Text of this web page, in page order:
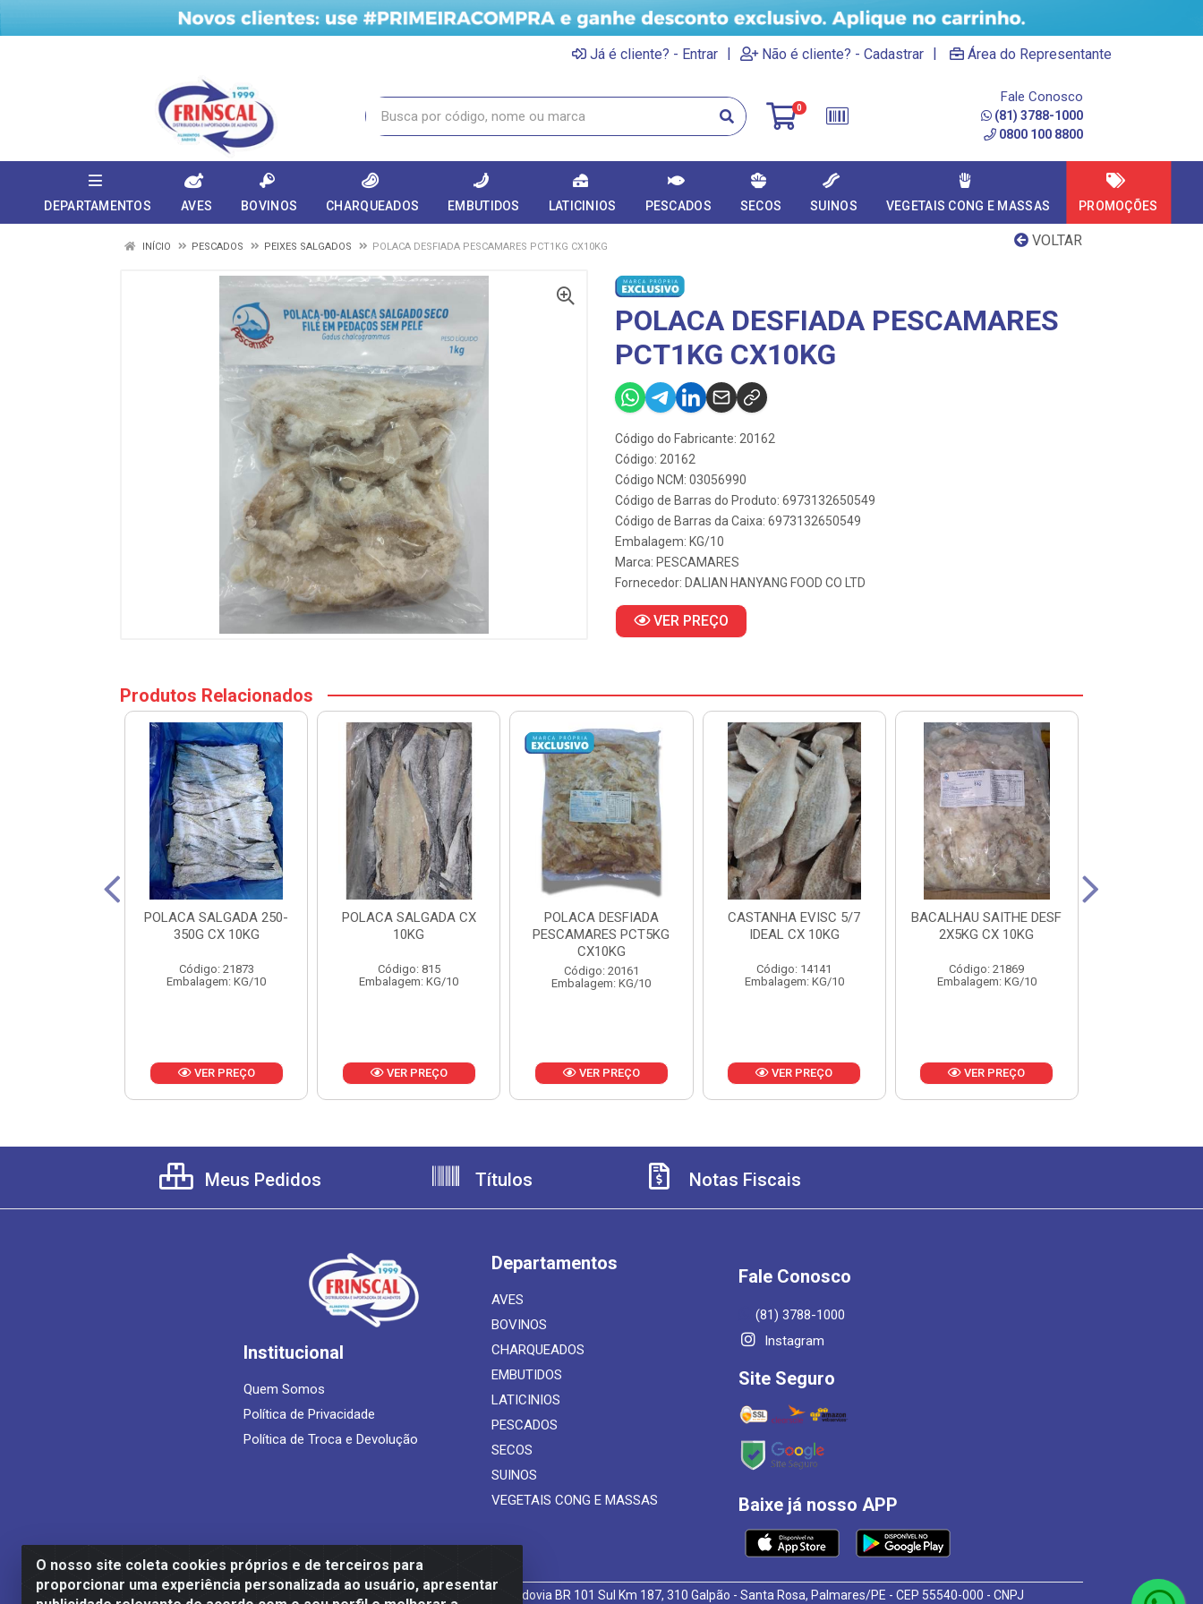
Já é cliente? - Entrar | Não é cliente? - Cadastrar | Área do Representante
0
Fale Conosco
(81) 3788-1000
0800 100 8800
DEPARTAMENTOS AVES BOVINOS CHARQUEADOS EMBUTIDOS LATICINIOS PESCADOS SECOS SUINOS VEGETAIS CONG E MASSAS PROMOÇÕES
VOLTAR
INÍCIO PESCADOS PEIXES SALGADOS POLACA DESFIADA PESCAMARES PCT1KG CX10KG
POLACA DESFIADA PESCAMARES
PCT1KG CX10KG
Código do Fabricante: 20162
Código: 20162
Código NCM: 03056990
Código de Barras do Produto: 6973132650549
Código de Barras da Caixa: 6973132650549
Embalagem: KG/10
Marca: PESCAMARES
Fornecedor: DALIAN HANYANG FOOD CO LTD
VER PREÇO
Produtos Relacionados
POLACA SALGADA 250-
350G CX 10KG
Código: 21873
Embalagem: KG/10
VER PREÇO
POLACA SALGADA CX
10KG
Código: 815
Embalagem: KG/10
VER PREÇO
POLACA DESFIADA
PESCAMARES PCT5KG
CX10KG
Código: 20161
Embalagem: KG/10
VER PREÇO
CASTANHA EVISC 5/7
IDEAL CX 10KG
Código: 14141
Embalagem: KG/10
VER PREÇO
BACALHAU SAITHE DESF
2X5KG CX 10KG
Código: 21869
Embalagem: KG/10
VER PREÇO
O nosso site coleta cookies próprios e de terceiros para
proporcionar uma experiência personalizada ao usuário, apresentar
Meus Pedidos Títulos Notas Fiscais
Institucional
Quem Somos
Política de Privacidade
Política de Troca e Devolução
Departamentos
AVES
BOVINOS
CHARQUEADOS
EMBUTIDOS
LATICINIOS
PESCADOS
SECOS
SUINOS
VEGETAIS CONG E MASSAS
Fale Conosco
(81) 3788-1000
Instagram
Site Seguro
Baixe já nosso APP
Frinscal - Distribuidora e Importadora de Alimentos LTDA - Rodovia BR 101 Sul Km 187, 310 Galpão - Santa Rosa, Palmares/PE - CEP 55540-000 - CNPJ